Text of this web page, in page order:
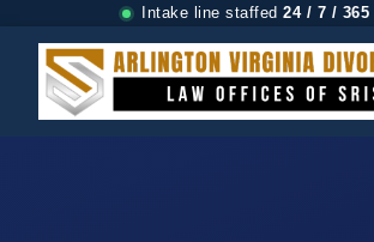
Intake line staffed 24 / 7 / 365